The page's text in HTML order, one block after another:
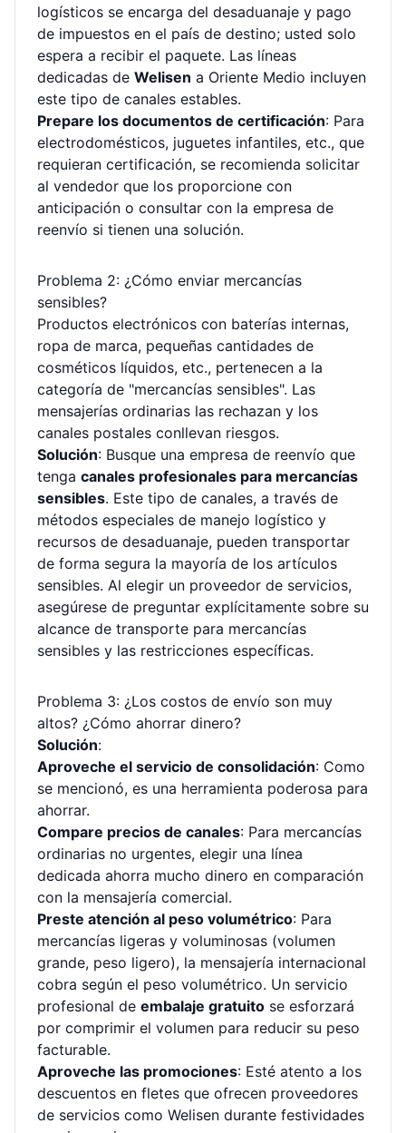
logísticos se encarga del desaduanaje y pago
de impuestos en el país de destino; usted solo
espera a recibir el paquete. Las líneas
dedicadas de Welisen a Oriente Medio incluyen
este tipo de canales estables.
Prepare los documentos de certificación: Para
electrodomésticos, juguetes infantiles, etc., que
requieran certificación, se recomienda solicitar
al vendedor que los proporcione con
anticipación o consultar con la empresa de
reenvío si tienen una solución.
Problema 2: ¿Cómo enviar mercancías
sensibles?
Productos electrónicos con baterías internas,
ropa de marca, pequeñas cantidades de
cosméticos líquidos, etc., pertenecen a la
categoría de "mercancías sensibles". Las
mensajerías ordinarias las rechazan y los
canales postales conllevan riesgos.
Solución: Busque una empresa de reenvío que
tenga canales profesionales para mercancías
sensibles. Este tipo de canales, a través de
métodos especiales de manejo logístico y
recursos de desaduanaje, pueden transportar
de forma segura la mayoría de los artículos
sensibles. Al elegir un proveedor de servicios,
asegúrese de preguntar explícitamente sobre su
alcance de transporte para mercancías
sensibles y las restricciones específicas.
Problema 3: ¿Los costos de envío son muy
altos? ¿Cómo ahorrar dinero?
Solución:
Aproveche el servicio de consolidación: Como
se mencionó, es una herramienta poderosa para
ahorrar.
Compare precios de canales: Para mercancías
ordinarias no urgentes, elegir una línea
dedicada ahorra mucho dinero en comparación
con la mensajería comercial.
Preste atención al peso volumétrico: Para
mercancías ligeras y voluminosas (volumen
grande, peso ligero), la mensajería internacional
cobra según el peso volumétrico. Un servicio
profesional de embalaje gratuito se esforzará
por comprimir el volumen para reducir su peso
facturable.
Aproveche las promociones: Esté atento a los
descuentos en fletes que ofrecen proveedores
de servicios como Welisen durante festividades